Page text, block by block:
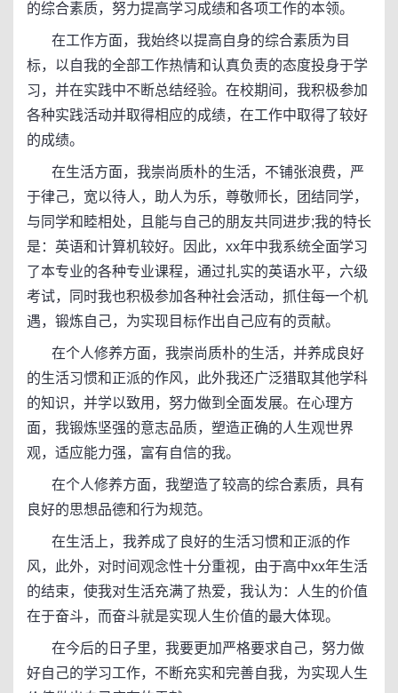
的综合素质，努力提高学习成绩和各项工作的本领。
在工作方面，我始终以提高自身的综合素质为目
标，以自我的全部工作热情和认真负责的态度投身于学
习，并在实践中不断总结经验。在校期间，我积极参加
各种实践活动并取得相应的成绩，在工作中取得了较好
的成绩。
在生活方面，我崇尚质朴的生活，不铺张浪费，严
于律己，宽以待人，助人为乐，尊敬师长，团结同学，
与同学和睦相处，且能与自己的朋友共同进步;我的特长
是：英语和计算机较好。因此，xx年中我系统全面学习
了本专业的各种专业课程，通过扎实的英语水平，六级
考试，同时我也积极参加各种社会活动，抓住每一个机
遇，锻炼自己，为实现目标作出自己应有的贡献。
在个人修养方面，我崇尚质朴的生活，并养成良好
的生活习惯和正派的作风，此外我还广泛猎取其他学科
的知识，并学以致用，努力做到全面发展。在心理方
面，我锻炼坚强的意志品质，塑造正确的人生观世界
观，适应能力强，富有自信的我。
在个人修养方面，我塑造了较高的综合素质，具有
良好的思想品德和行为规范。
在生活上，我养成了良好的生活习惯和正派的作
风，此外，对时间观念性十分重视，由于高中xx年生活
的结束，使我对生活充满了热爱，我认为：人生的价值
在于奋斗，而奋斗就是实现人生价值的最大体现。
在今后的日子里，我要更加严格要求自己，努力做
好自己的学习工作，不断充实和完善自我，为实现人生